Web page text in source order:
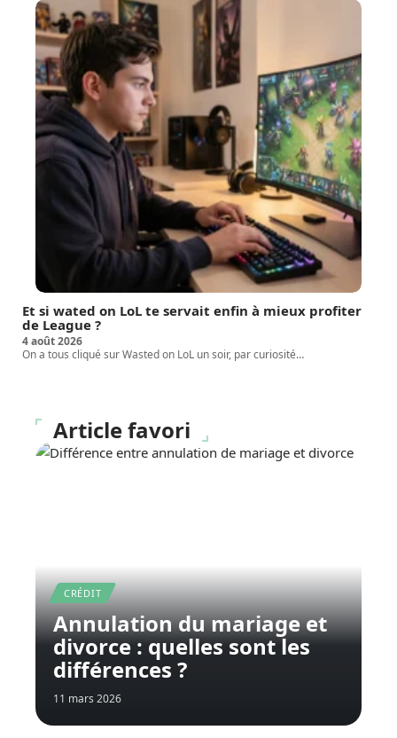
Et si wated on LoL te servait enfin à mieux profiter
de League ?
4 août 2026
On a tous cliqué sur Wasted on LoL un soir, par curiosité…
Article favori
CRÉDIT
Annulation du mariage et
divorce : quelles sont les
différences ?
11 mars 2026